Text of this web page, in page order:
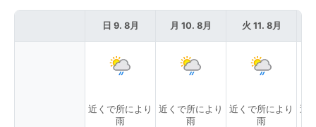
日 9. 8月
近くで所により
雨
月 10. 8月
近くで所により
雨
火 11. 8月
近くで所により
雨
近